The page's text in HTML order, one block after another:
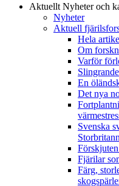
Aktuellt Nyheter och
Nyheter
Aktuell
Hela
Om
Varför
En
Det nya
Svenska
Fjärilar
Färg,